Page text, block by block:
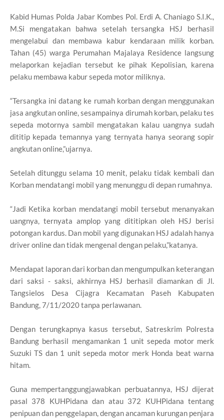
Kabid Humas Polda Jabar Kombes Pol. Erdi A. Chaniago S.I.K.,
M.Si mengatakan bahwa setelah tersangka HSJ berhasil
mengelabui dan membawa kabur kendaraan milik korban.
Tahan (45) warga Perumahan Majalaya Residence langsung
melaporkan kejadian tersebut ke pihak Kepolisian, karena
pelaku membawa kabur sepeda motor miliknya.
“Tersangka ini datang ke rumah korban dengan menggunakan
jasa angkutan online, sesampainya dirumah korban, pelaku tes
sepeda motornya sambil mengatakan kalau uangnya sudah
dititip kepada temannya yang ternyata hanya seorang sopir
angkutan online,”ujarnya.
Setelah ditunggu selama 10 menit, pelaku tidak kembali dan
Korban mendatangi mobil yang menunggu di depan rumahnya.
“Jadi Ketika korban mendatangi mobil tersebut menanyakan
uangnya, ternyata amplop yang dititipkan oleh HSJ berisi
potongan kardus. Dan mobil yang digunakan HSJ adalah hanya
driver online dan tidak mengenal dengan pelaku,”katanya.
Mendapat laporan dari korban dan mengumpulkan keterangan
dari saksi - saksi, akhirnya HSJ berhasil diamankan di Jl.
Tangsielos Desa Cijagra Kecamatan Paseh Kabupaten
Bandung, 7/11/2020 tanpa perlawanan.
Dengan terungkapnya kasus tersebut, Satreskrim Polresta
Bandung berhasil mengamankan 1 unit sepeda motor merk
Suzuki TS dan 1 unit sepeda motor merk Honda beat warna
hitam.
Guna mempertanggungjawabkan perbuatannya, HSJ dijerat
pasal 378 KUHPidana dan atau 372 KUHPidana tentang
penipuan dan penggelapan, dengan ancaman kurungan penjara